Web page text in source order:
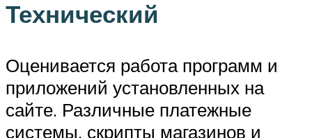
Технический
Оценивается работа программ и
приложений установленных на
сайте. Различные платежные
системы, скрипты магазинов и